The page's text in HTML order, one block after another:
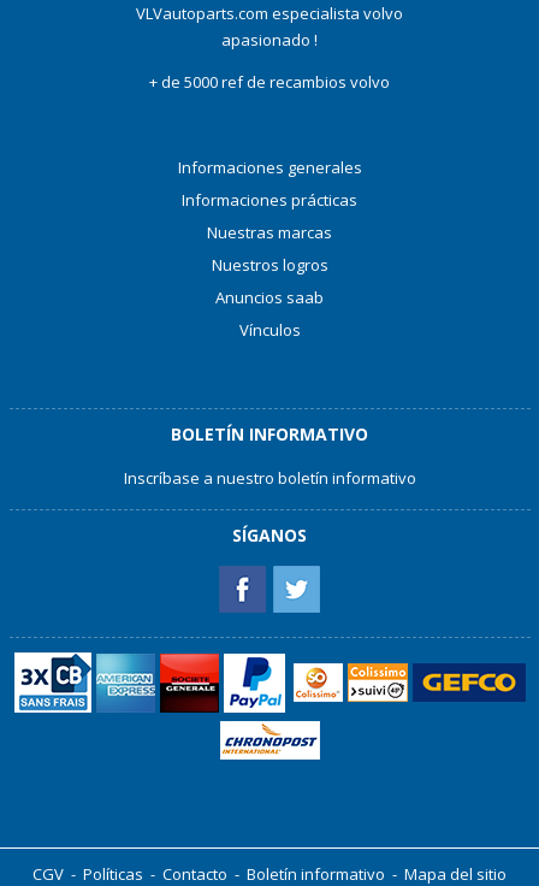
VLVautoparts.com especialista volvo
apasionado !
+ de 5000 ref de recambios volvo
Informaciones generales
Informaciones prácticas
Nuestras marcas
Nuestros logros
Anuncios saab
Vínculos
BOLETÍN INFORMATIVO
Inscríbase a nuestro boletín informativo
SÍGANOS
CGV - Políticas - Contacto - Boletín informativo - Mapa del sitio